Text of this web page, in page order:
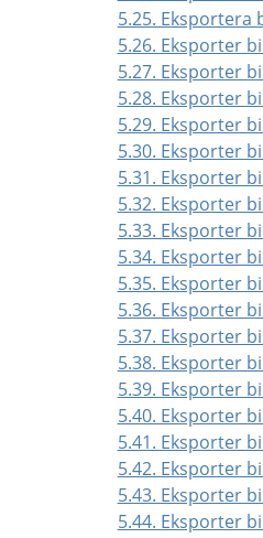
5.25. Eksportera
5.26. Eksporter
5.27. Eksporter
5.28. Eksporter
5.29. Eksporter
5.30. Eksporter
5.31. Eksporter
5.32. Eksporter
5.33. Eksporter
5.34. Eksporter
5.35. Eksporter
5.36. Eksporter
5.37. Eksporter
5.38. Eksporter
5.39. Eksporter
5.40. Eksporter
5.41. Eksporter
5.42. Eksporter
5.43. Eksporter
5.44. Eksporter